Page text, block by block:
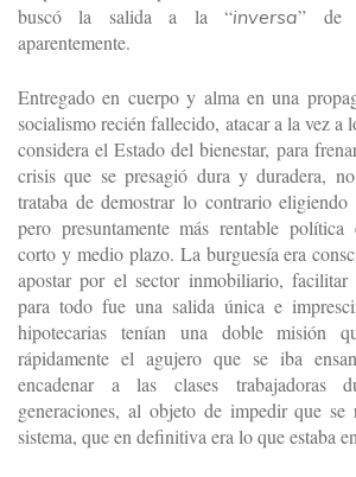
buscó la salida a la “inversa” de
aparentemente.
Entregado en cuerpo y alma en una
socialismo recién fallecido, atacar a la vez a
considera el Estado del bienestar, para
crisis que se presagió dura y duradera,
trataba de demostrar lo contrario
pero presuntamente más rentable
corto y medio plazo. La burguesía era
apostar por el sector inmobiliario, facilitar
para todo fue una salida única e
hipotecarias tenían una doble misión
rápidamente el agujero que se iba
encadenar a las clases trabajadoras
generaciones, al objeto de impedir que se
sistema, que en definitiva era lo que estaba